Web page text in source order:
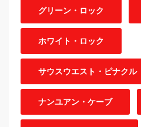
グリーン・ロック
ホワイト・ロック
サウスウエスト・ピナクル
ナンユアン・ケーブ